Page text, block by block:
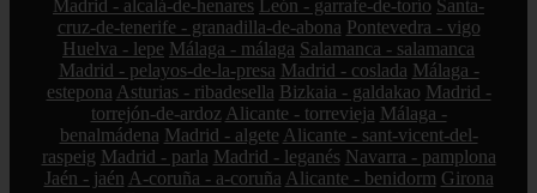
Madrid - alcalá-de-henares León - garrafe-de-torío Santa-
cruz-de-tenerife - granadilla-de-abona Pontevedra - vigo
Huelva - lepe Málaga - málaga Salamanca - salamanca
Madrid - pelayos-de-la-presa Madrid - coslada Málaga -
estepona Asturias - ribadesella Bizkaia - galdakao Madrid -
torrejón-de-ardoz Alicante - torrevieja Málaga -
benalmádena Madrid - algete Alicante - sant-vicent-del-
raspeig Madrid - parla Madrid - leganés Navarra - pamplona
Jaén - jaén A-coruña - a-coruña Alicante - benidorm Girona